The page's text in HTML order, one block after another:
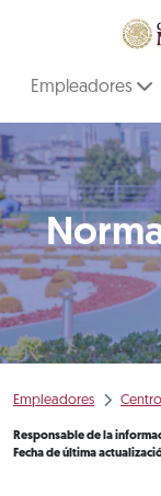
Empleadores
Empleadores
Responsable de la
Fecha de última